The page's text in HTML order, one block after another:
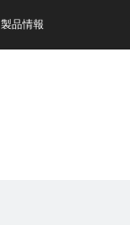
製品情報